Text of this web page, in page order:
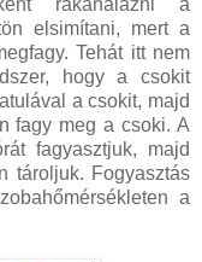
rákanalazni a
elsimítani, mert a
Tehát itt nem
hogy a csokit
a csokit, majd
fagy meg a csoki. A
fagyasztjuk, majd
tároljuk. Fogyasztás
a